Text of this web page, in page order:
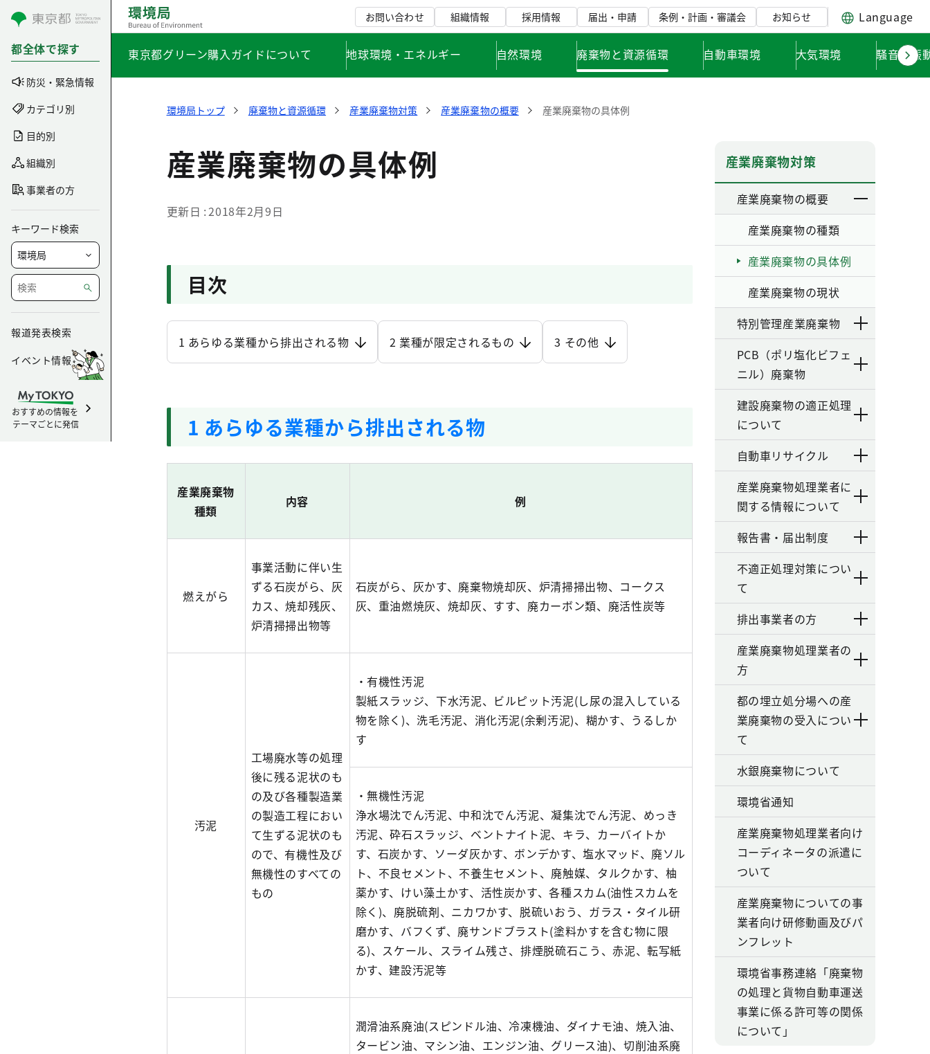
コンテンツにスキップ
都全体で探す
防災・緊急情報
カテゴリ別
目的別
組織別
事業者の方
キーワード検索
報道発表検索
イベント情報
おすすめの情報を
テーマごとに発信
お問い合わせ 組織情報 採用情報 届出・申請 条例・計画・審議会 お知らせ Language
東京都グリーン購入ガイドについて 地球環境・エネルギー 自然環境 廃棄物と資源循環 自動車環境 大気環境 騒音・振
環境局トップ 廃棄物と資源循環 産業廃棄物対策 産業廃棄物の概要 産業廃棄物の具体例
産業廃棄物の具体例
更新日 2018年2月9日
目次
1 あらゆる業種から排出される物 2 業種が限定されるもの 3 その他
1 あらゆる業種から排出される物
産業廃棄物
種類
内容 例
燃えがら
事業活動に伴い生
ずる石炭がら、灰
カス、焼却残灰、
炉清掃掃出物等
石炭がら、灰かす、廃棄物焼却灰、炉清掃掃出物、コークス
灰、重油燃焼灰、焼却灰、すす、廃カーボン類、廃活性炭等
汚泥
工場廃水等の処理
後に残る泥状のも
の及び各種製造業
の製造工程におい
て生ずる泥状のも
ので、有機性及び
無機性のすべての
もの
・有機性汚泥
製紙スラッジ、下水汚泥、ビルピット汚泥(し尿の混入している
物を除く)、洗毛汚泥、消化汚泥(余剰汚泥)、糊かす、うるしか
す
・無機性汚泥
浄水場沈でん汚泥、中和沈でん汚泥、凝集沈でん汚泥、めっき
汚泥、砕石スラッジ、ベントナイト泥、キラ、カーバイトか
す、石炭かす、ソーダ灰かす、ボンデかす、塩水マッド、廃ソル
ト、不良セメント、不養生セメント、廃触媒、タルクかす、柚
薬かす、けい藻土かす、活性炭かす、各種スカム(油性スカムを
除く)、廃脱硫剤、ニカワかす、脱硫いおう、ガラス・タイル研
磨かす、バフくず、廃サンドブラスト(塗料かすを含む物に限
る)、スケール、スライム残さ、排煙脱硫石こう、赤泥、転写紙
かす、建設汚泥等
潤滑油系廃油(スピンドル油、冷凍機油、ダイナモ油、焼入油、
タービン油、マシン油、エンジン油、グリース油)、切削油系廃
産業廃棄物対策
産業廃棄物の概要
産業廃棄物の種類
産業廃棄物の具体例
産業廃棄物の現状
特別管理産業廃棄物
PCB（ポリ塩化ビフェ
ニル）廃棄物
建設廃棄物の適正処理
について
自動車リサイクル
産業廃棄物処理業者に
関する情報について
報告書・届出制度
不適正処理対策につい
て
排出事業者の方
産業廃棄物処理業者の
方
都の埋立処分場への産
業廃棄物の受入につい
て
水銀廃棄物について
環境省通知
産業廃棄物処理業者向け
コーディネータの派遣に
ついて
産業廃棄物についての事
業者向け研修動画及びパ
ンフレット
環境省事務連絡「廃棄物
の処理と貨物自動車運送
事業に係る許可等の関係
について」